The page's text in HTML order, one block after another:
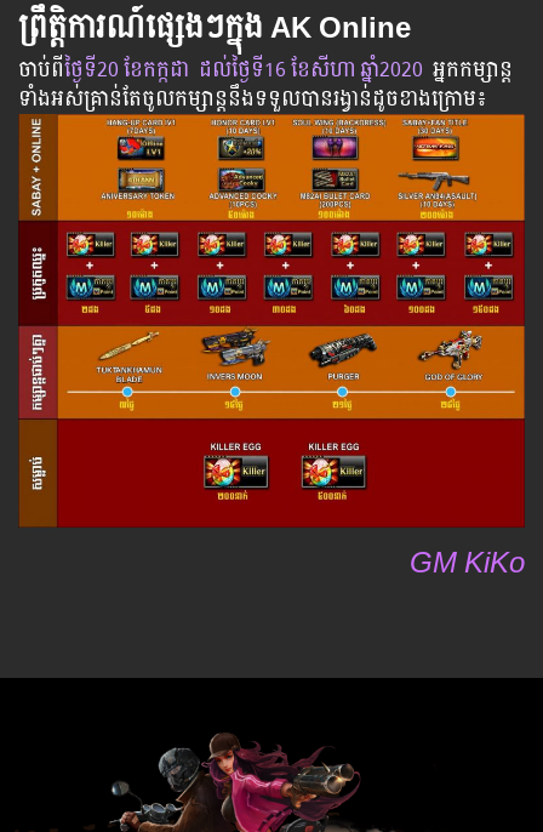
ព្រឹត្តិការណ៍ផ្សេងៗក្នុង AK Online
ចាប់​ពី​ថ្ងៃ​ទី20 ខែកក្កដា ដល់​ថ្ងៃ​ទី16 ខែសីហា​ ឆ្នាំ2020 អ្នក​កម្សាន្ដ​
ទាំងអស់​គ្រាន់​តែ​ចូល​កម្សាន្ដ​នឹង​ទទួល​បាន​រង្វាន់​ដូចខាងក្រោម​៖
GM KiKo